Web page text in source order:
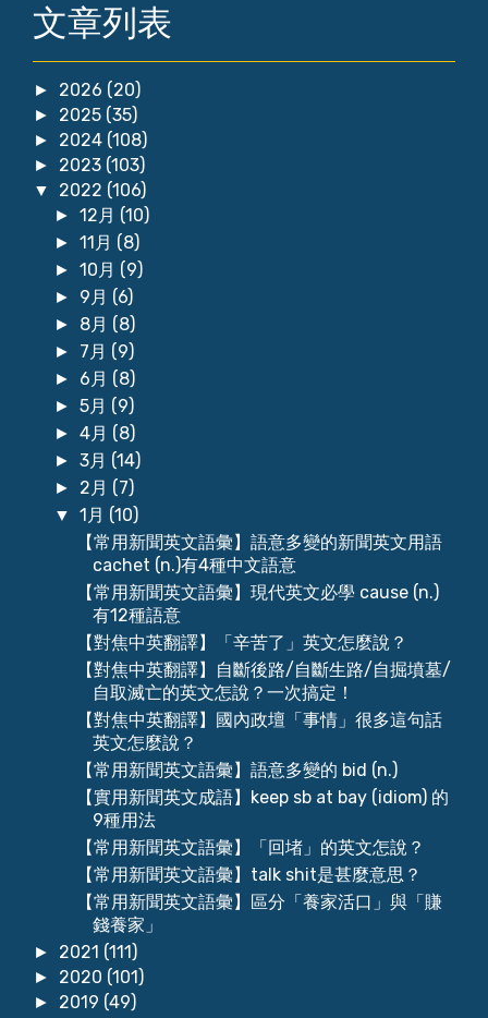
文章列表
► 2026 (20)
► 2025 (35)
► 2024 (108)
► 2023 (103)
▼ 2022 (106)
►12月 (10)
►11月 (8)
►10月 (9)
► 9月 (6)
► 8月 (8)
► 7月 (9)
► 6月 (8)
►5月 (9)
►4月 (8)
►3月 (14)
► 2月 (7)
▼1月 (10)
【常用新聞英文語彙】語意多變的新聞英文用語
cachet (n.)有4種中文語意
【常用新聞英文語彙】現代英文必學 cause (n.)
有12種語意
【對焦中英翻譯】「辛苦了」英文怎麼說？
【對焦中英翻譯】自斷後路/自斷生路/自掘墳墓/
自取滅亡的英文怎說？一次搞定！
【對焦中英翻譯】國內政壇「事情」很多這句話
英文怎麼說？
【常用新聞英文語彙】語意多變的 bid (n.)
【實用新聞英文成語】keep sb at bay (idiom) 的
9種用法
【常用新聞英文語彙】「回堵」的英文怎說？
【常用新聞英文語彙】talk shit是甚麼意思？
【常用新聞英文語彙】區分「養家活口」與「賺
錢養家」
► 2021 (111)
► 2020 (101)
► 2019 (49)